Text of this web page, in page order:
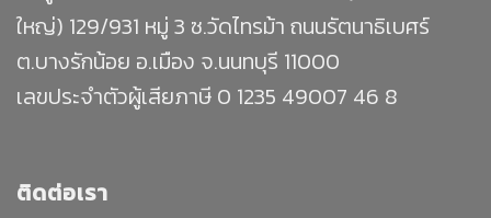
ใหญ่) 129/931 หมู่ 3 ซ.วัดไทรม้า ถนนรัตนาธิเบศร์
ต.บางรักน้อย อ.เมือง จ.นนทบุรี 11000
เลขประจำตัวผู้เสียภาษี 0 1235 49007 46 8
ติดต่อเรา